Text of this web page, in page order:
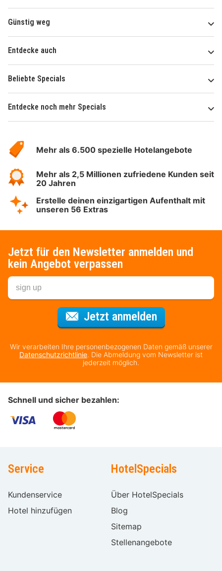
Günstig weg
Entdecke auch
Beliebte Specials
Entdecke noch mehr Specials
Hotelspecials
Mehr als 6.500 spezielle Hotelangebote
Mehr als 2,5 Millionen zufriedene Kunden seit
20 Jahren
Erstelle deinen einzigartigen Aufenthalt mit
unseren 56 Extras
Jetzt für den Newsletter anmelden und
kein Angebot verpassen
Jetzt anmeldenFür den
Wir verarbeiten Ihre personenbezogenen Daten gemäß unserer
Datenschutzrichtlinie. Die Abmeldung vom Newsletter ist
jederzeit möglich.
Schnell und sicher bezahlen:
Service
Kundenservice
Hotel hinzufügen
HotelSpecials
Über HotelSpecials
Blog
Sitemap
Stellenangebote